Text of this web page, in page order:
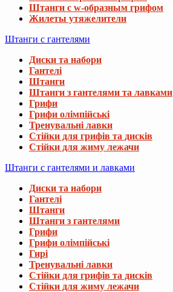
Штанги с w-образным грифом
Жилеты утяжелители
Штанги с гантелями
Диски та набори
Гантелі
Штанги
Штанги з гантелями та лавками
Грифи
Грифи олімпійські
Тренувальні лавки
Стійки для грифів та дисків
Стійки для жиму лежачи
Штанги с гантелями и лавками
Диски та набори
Гантелі
Штанги
Штанги з гантелями
Грифи
Грифи олімпійські
Гирі
Тренувальні лавки
Стійки для грифів та дисків
Стійки для жиму лежачи